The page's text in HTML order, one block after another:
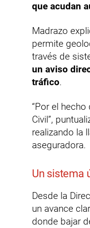
que acudan
Madrazo
permite
través de
un aviso
tráfico.
“Por el
Civil”,
realizando la
aseguradora.
Un sistema
Desde la
un avance
donde bajar